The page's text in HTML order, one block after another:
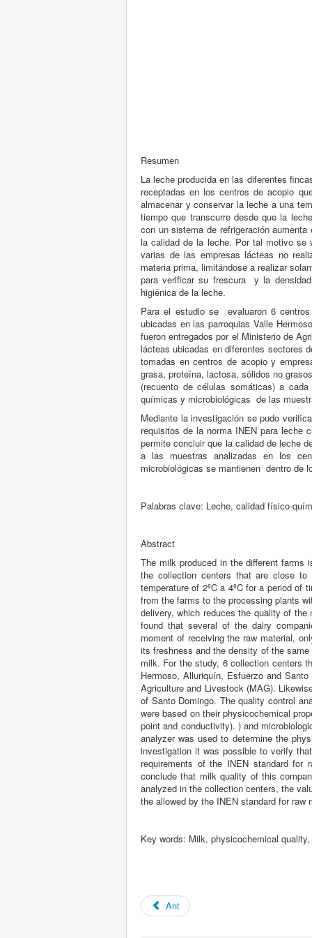
Resumen
La leche producida en las diferentes
receptadas en los centros de acopio
almacenar y conservar la leche a una
tiempo que transcurre desde que la
con un sistema de refrigeración
la calidad de la leche. Por tal motivo se
varias de las empresas lácteas no
materia prima, limitándose a realizar
para verificar su frescura y la
higiénica de la leche.
Para el estudio se evaluaron 6
ubicadas en las parroquias Valle
fueron entregados por el Ministerio de
lácteas ubicadas en diferentes sectores
tomadas en centros de acopio y
grasa, proteína, lactosa, sólidos no
(recuento de células somáticas) a
químicas y microbiológicas de las
Mediante la investigación se pudo
requisitos de la norma INEN para leche
permite concluir que la calidad de leche
a las muestras analizadas en los
microbiológicas se mantienen dentro de
Palabras clave: Leche, calidad físico-
Abstract
The milk produced in the different farms
the collection centers that are close
temperature of 2ºC a 4ºC for a period
from the farms to the processing plants
delivery, which reduces the quality of
found that several of the dairy
moment of receiving the raw material,
its freshness and the density of the
milk. For the study, 6 collection centers
Hermoso, Alluriquín, Esfuerzo and
Agriculture and Livestock (MAG).
of Santo Domingo. The quality control
were based on their physicochemical
point and conductivity). ) and
analyzer was used to determine the
investigation it was possible to verify
requirements of the INEN standard
conclude that milk quality of this
analyzed in the collection centers, the
the allowed by the INEN standard for raw
Key words: Milk, physicochemical
Ant